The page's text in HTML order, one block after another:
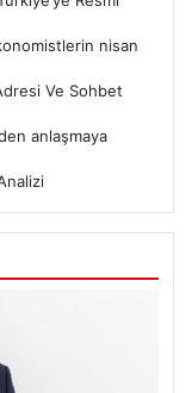
nisan
Ve Sohbet
anlaşmaya